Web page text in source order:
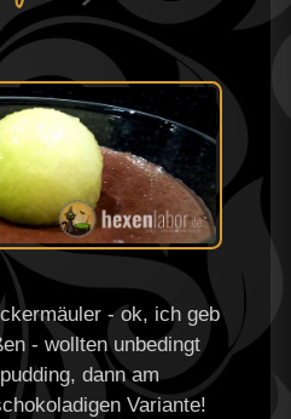
- ok, ich geb
- wollten unbedingt
dann am
Variante!